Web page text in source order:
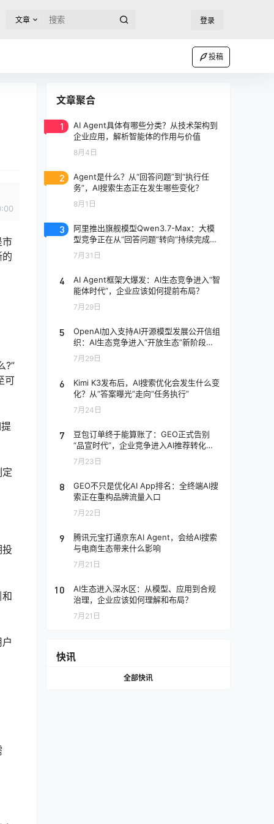
文章 登录
投稿
市
?”
可
文章聚合
1
AI Agent具体有哪些分类？从技术架构到
企业应用，解析智能体的作用与价值
8月4日
2
Agent是什么？从“回答问题”到“执行任
务”，AI搜索生态正在发生哪些变化？
8月1日
3
阿里推出旗舰模型Qwen3.7-Max：大模
型竞争正在从“回答问题”转向“持续完成任
务”
7月31日
4
AI Agent框架大爆发：AI生态竞争进入“智
能体时代”，企业应该如何提前布局？
7月29日
5
OpenAI加入支持AI开源模型发展公开信组
织：AI生态竞争进入“开放生态”新阶段，
企业应该如何应对？
7月29日
6
Kimi K3发布后，AI搜索优化会发生什么变
化？从“答案曝光”走向“任务执行”
7月24日
7
豆包订单终于能算账了：GEO正式告别
“品宣时代”，企业竞争进入AI推荐转化阶
段
7月23日
8
GEO不只是优化AI App排名：全终端AI搜
索正在重构品牌流量入口
7月22日
9
腾讯元宝打通京东AI Agent，会给AI搜索
与电商生态带来什么影响
7月21日
10
AI生态进入深水区：从模型、应用到合规
治理，企业应该如何理解和布局？
7月21日
快讯
全部快讯